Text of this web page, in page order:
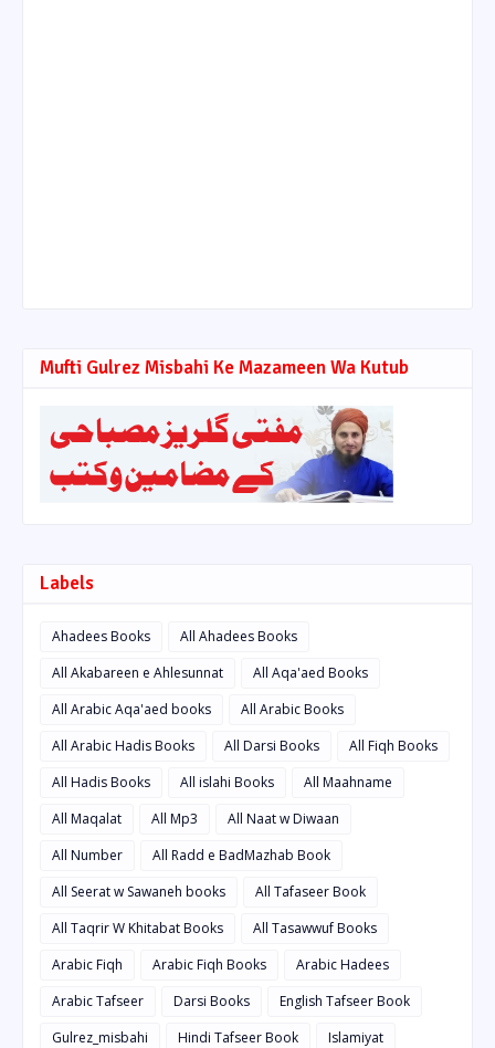
Mufti Gulrez Misbahi Ke Mazameen Wa Kutub
Labels
Ahadees Books
All Ahadees Books
All Akabareen e Ahlesunnat
All Aqa'aed Books
All Arabic Aqa'aed books
All Arabic Books
All Arabic Hadis Books
All Darsi Books
All Fiqh Books
All Hadis Books
All islahi Books
All Maahname
All Maqalat
All Mp3
All Naat w Diwaan
All Number
All Radd e BadMazhab Book
All Seerat w Sawaneh books
All Tafaseer Book
All Taqrir W Khitabat Books
All Tasawwuf Books
Arabic Fiqh
Arabic Fiqh Books
Arabic Hadees
Arabic Tafseer
Darsi Books
English Tafseer Book
Gulrez_misbahi
Hindi Tafseer Book
Islamiyat